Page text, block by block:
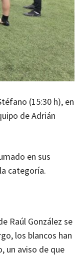
(15:30 h), en
de Adrián
en sus
categoría.
Raúl González se
los blancos han
un aviso de que